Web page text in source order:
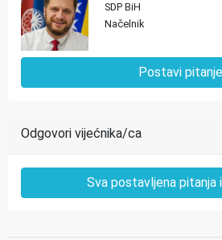
SDP BiH
Načelnik
Postavi pitanje
Odgovori vijećnika/ca
Sva postavljena pitanja